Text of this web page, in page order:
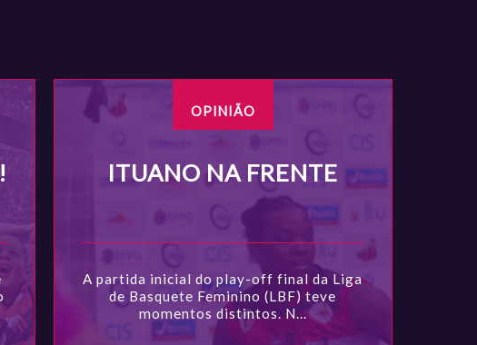
OPINIÃO
ITUANO NA FRENTE
A partida inicial do play-off final da Liga
de Basquete Feminino (LBF) teve
momentos distintos. N...